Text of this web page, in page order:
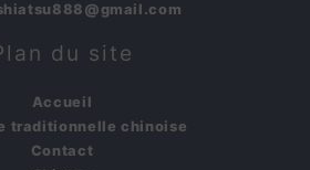
du site
Accueil
traditionnelle chinoise
Contact